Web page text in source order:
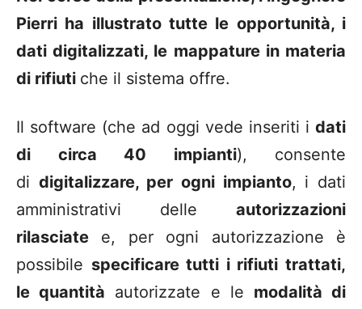
Pierri ha illustrato tutte le opportunità, i
dati digitalizzati, le mappature in materia
di rifiuti che il sistema offre.
Il software (che ad oggi vede inseriti i dati
di circa 40 impianti), consente
di digitalizzare, per ogni impianto, i dati
amministrativi delle autorizzazioni
rilasciate e, per ogni autorizzazione è
possibile specificare tutti i rifiuti trattati,
le quantità autorizzate e le modalità di